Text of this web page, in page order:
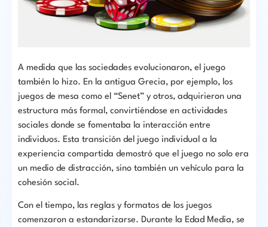
A medida que las sociedades evolucionaron, el juego
también lo hizo. En la antigua Grecia, por ejemplo, los
juegos de mesa como el “Senet” y otros, adquirieron una
estructura más formal, convirtiéndose en actividades
sociales donde se fomentaba la interacción entre
individuos. Esta transición del juego individual a la
experiencia compartida demostró que el juego no solo era
un medio de distracción, sino también un vehículo para la
cohesión social.
Con el tiempo, las reglas y formatos de los juegos
comenzaron a estandarizarse. Durante la Edad Media, se